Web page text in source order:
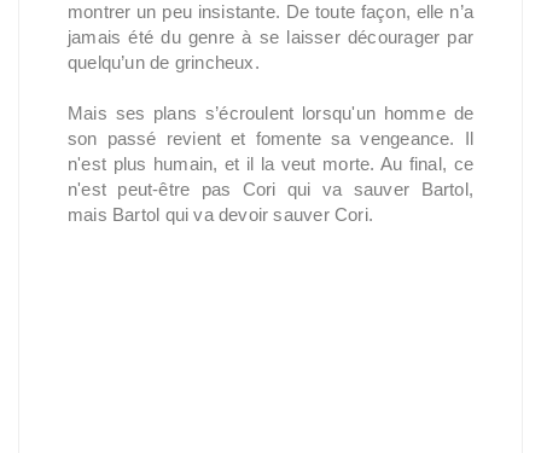
montrer un peu insistante. De toute façon, elle n’a
jamais été du genre à se laisser décourager par
quelqu’un de grincheux.
Mais ses plans s’écroulent lorsqu'un homme de
son passé revient et fomente sa vengeance. Il
n'est plus humain, et il la veut morte. Au final, ce
n'est peut-être pas Cori qui va sauver Bartol,
mais Bartol qui va devoir sauver Cori.